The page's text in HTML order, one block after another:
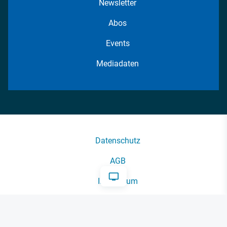
Newsletter
Abos
Events
Mediadaten
Datenschutz
AGB
Impressum